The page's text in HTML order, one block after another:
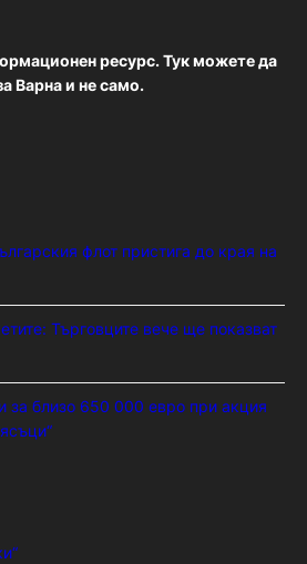
ресурс. Тук можете да
Варна и не само.
флот пристига до края на
Търговците вече ще показват
за близо 650 000 евро при акция